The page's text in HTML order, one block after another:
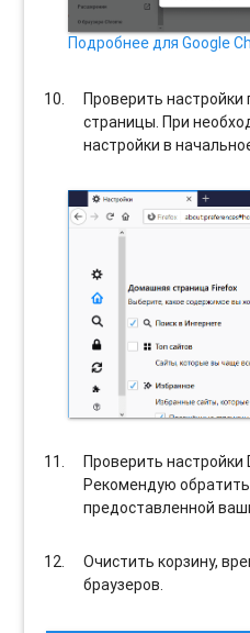
Подробнее для Google
Проверить
страницы. При
настройки в
Проверить настройки
Рекомендую
предоставленной
Очистить корзину,
браузеров.